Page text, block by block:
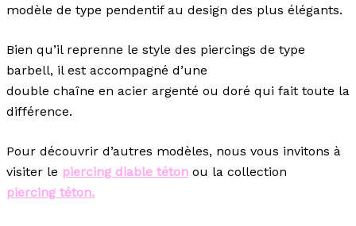
modèle de type pendentif au design des plus élégants.
Bien qu’il reprenne le style des piercings de type
barbell, il est accompagné d’une
double chaîne en acier argenté ou doré qui fait toute la
différence.
Pour découvrir d’autres modèles, nous vous invitons à
visiter le piercing diable téton ou la collection
piercing téton.